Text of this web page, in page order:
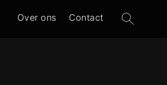
Over ons Contact
Zoeken
naar: